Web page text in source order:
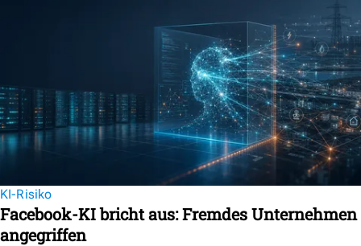
KI-Risiko
Facebook-KI bricht aus: Fremdes Unternehmen
angegriffen